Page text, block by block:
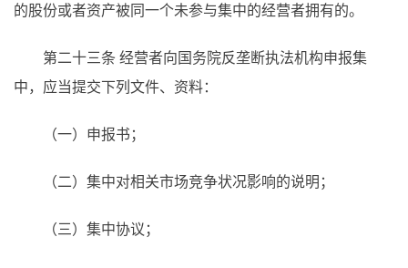
的股份或者资产被同一个未参与集中的经营者拥有的。
第二十三条 经营者向国务院反垄断执法机构申报集
中，应当提交下列文件、资料：
（一）申报书；
（二）集中对相关市场竞争状况影响的说明；
（三）集中协议；